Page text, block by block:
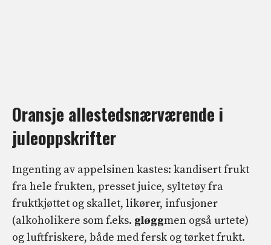
Oransje allestedsnærværende i
juleoppskrifter
Ingenting av appelsinen kastes: kandisert frukt
fra hele frukten, presset juice, syltetøy fra
fruktkjøttet og skallet, likører, infusjoner
(alkoholikere som f.eks. gløggmen også urtete)
og luftfriskere, både med fersk og tørket frukt.